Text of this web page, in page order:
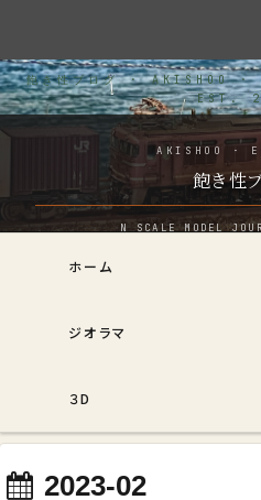
飽き性
ホーム
ジオラマ
３D
2023-02